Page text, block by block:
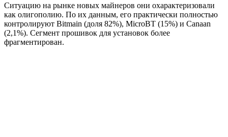
Ситуацию на рынке новых майнеров они охарактеризовали
как олигополию. По их данным, его практически полностью
контролируют Bitmain (доля 82%), MicroBT (15%) и Canaan
(2,1%). Сегмент прошивок для установок более
фрагментирован.